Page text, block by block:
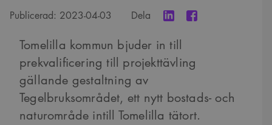
Publicerad: 2023-04-03 Dela
Tomelilla kommun bjuder in till
prekvalificering till projekttävling
gällande gestaltning av
Tegelbruksområdet, ett nytt bostads- och
naturområde intill Tomelilla tätort.